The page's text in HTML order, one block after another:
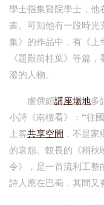
學士指集賢院學士，他
書。可知他有一段時光
集》的作品中，有《上
《題殿前桂葉》等篇
潑的人物。
盧僎頗講座場地多
小詩《南樓看》：“往
上客共享空間 ，不是
的哀怨。較長的《稍
令》，是一首流利工
詩人應在巴蜀，其間又